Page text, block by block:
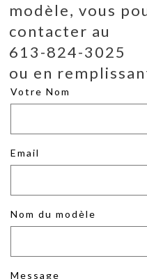
modèle, vous
contacter au
613-824-3025
ou en
Votre Nom
Email
Nom du modèle
Message